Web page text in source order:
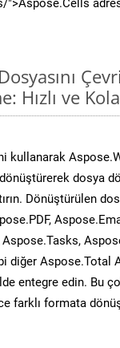
">Aspose.Cells
Hızlı ve
kullanarak
dosya
Dönüştürülen
diğer Aspose.Total
entegre edin. Bu
farklı formata